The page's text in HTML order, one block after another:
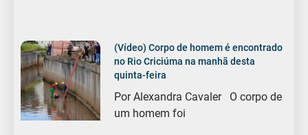
(Vídeo) Corpo de homem é encontrado
no Rio Criciúma na manhã desta
quinta-feira
Por Alexandra Cavaler O corpo de
um homem foi